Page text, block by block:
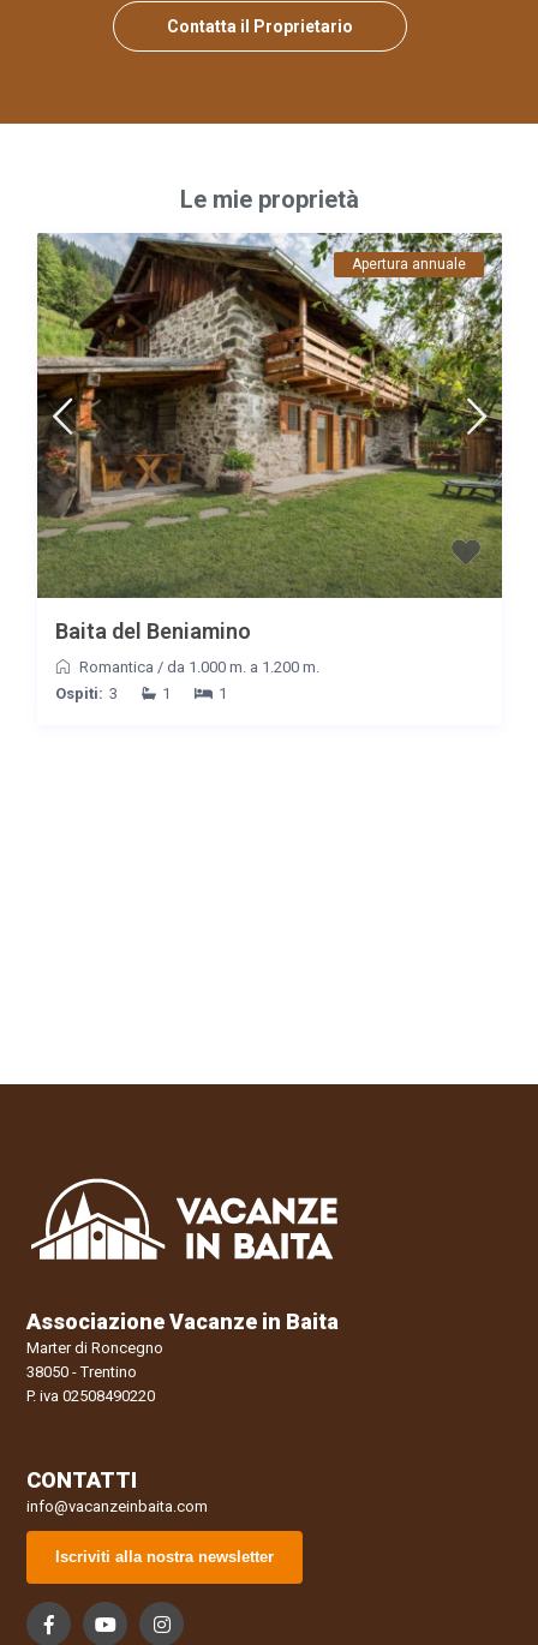
Contatta il Proprietario
Le mie proprietà
Apertura annuale
Baita del Beniamino
Romantica / da 1.000 m. a 1.200 m.
Ospiti: 3 1 1
Associazione Vacanze in Baita
Marter di Roncegno
38050 - Trentino
P. iva 02508490220
CONTATTI
info@vacanzeinbaita.com
Iscriviti alla nostra newsletter